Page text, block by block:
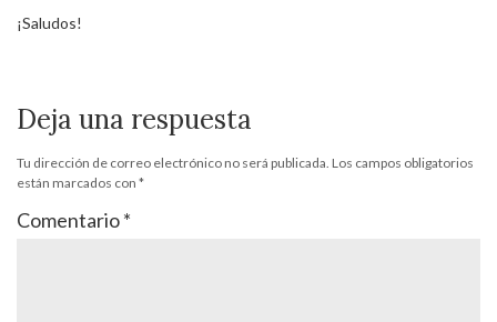
¡Saludos!
Deja una respuesta
Tu dirección de correo electrónico no será publicada. Los campos obligatorios
están marcados con *
Comentario*